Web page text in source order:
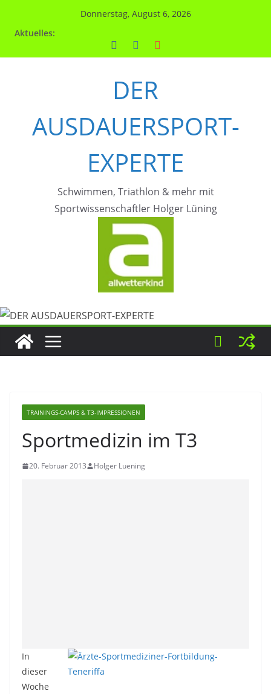
Donnerstag, August 6, 2026
Aktuelles:
DER
AUSDAUERSPORT-
EXPERTE
Schwimmen, Triathlon & mehr mit
Sportwissenschaftler Holger Lüning
TRAININGS-CAMPS & T3-IMPRESSIONEN
Sportmedizin im T3
20. Februar 2013 Holger Luening
In
dieser
Woche